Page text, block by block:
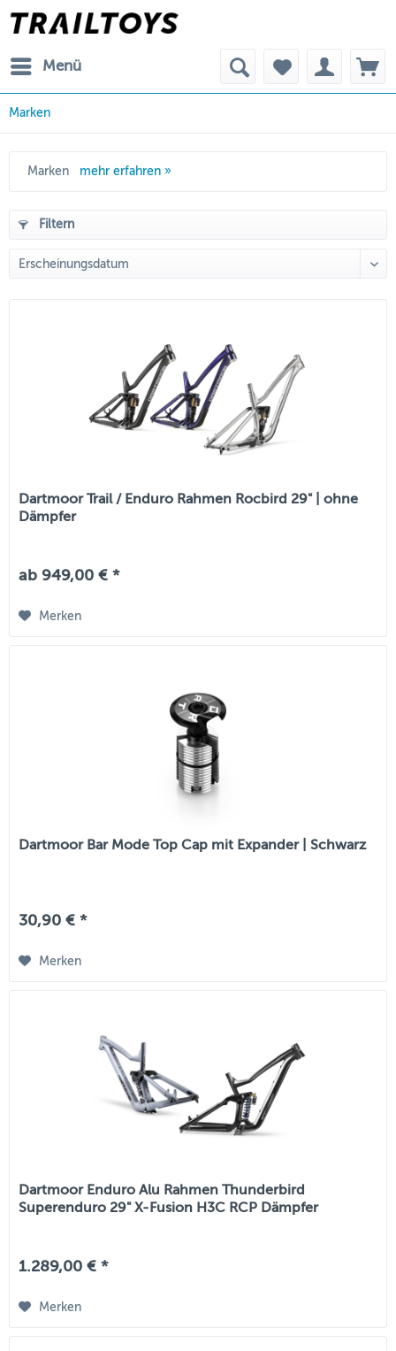
Menü
Marken
Marken mehr erfahren »
Filtern
Dartmoor Trail / Enduro Rahmen Rocbird 29" | ohne
Dämpfer
ab 949,00 € *
Merken
Dartmoor Bar Mode Top Cap mit Expander | Schwarz
30,90 € *
Merken
Dartmoor Enduro Alu Rahmen Thunderbird
Superenduro 29" X-Fusion H3C RCP Dämpfer
1.289,00 € *
Merken